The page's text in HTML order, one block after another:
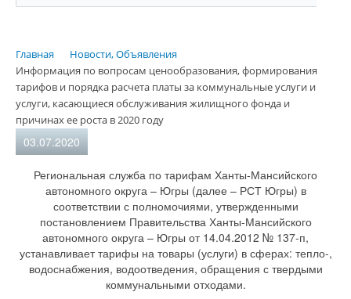
Главная
Новости, Объявления
Информация по вопросам ценообразования, формирования
тарифов и порядка расчета платы за коммунальные услуги и
услуги, касающиеся обслуживания жилищного фонда и
причинах ее роста в 2020 году
03.07.2020
Региональная служба по тарифам Ханты-Мансийского
автономного округа – Югры (далее – РСТ Югры) в
соответствии с полномочиями, утвержденными
постановлением Правительства Ханты-Мансийского
автономного округа – Югры от 14.04.2012 № 137-п,
устанавливает тарифы на товары (услуги) в сферах: тепло-,
водоснабжения, водоотведения, обращения с твердыми
коммунальными отходами.